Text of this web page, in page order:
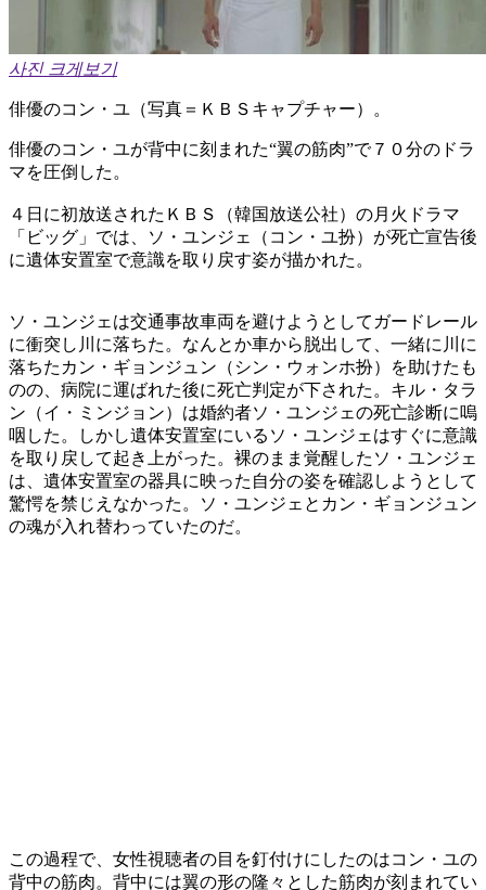
사진 크게보기
俳優のコン・ユ（写真＝ＫＢＳキャプチャー）。
俳優のコン・ユが背中に刻まれた“翼の筋肉”で７０分のドラ
マを圧倒した。
４日に初放送されたＫＢＳ（韓国放送公社）の月火ドラマ
「ビッグ」では、ソ・ユンジェ（コン・ユ扮）が死亡宣告後
に遺体安置室で意識を取り戻す姿が描かれた。
ソ・ユンジェは交通事故車両を避けようとしてガードレール
に衝突し川に落ちた。なんとか車から脱出して、一緒に川に
落ちたカン・ギョンジュン（シン・ウォンホ扮）を助けたも
のの、病院に運ばれた後に死亡判定が下された。キル・タラ
ン（イ・ミンジョン）は婚約者ソ・ユンジェの死亡診断に嗚
咽した。しかし遺体安置室にいるソ・ユンジェはすぐに意識
を取り戻して起き上がった。裸のまま覚醒したソ・ユンジェ
は、遺体安置室の器具に映った自分の姿を確認しようとして
驚愕を禁じえなかった。ソ・ユンジェとカン・ギョンジュン
の魂が入れ替わっていたのだ。
この過程で、女性視聴者の目を釘付けにしたのはコン・ユの
背中の筋肉。背中には翼の形の隆々とした筋肉が刻まれてい